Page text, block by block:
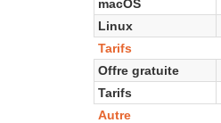
macOS
Linux
Tarifs
Offre gratuite
Tarifs
Autre